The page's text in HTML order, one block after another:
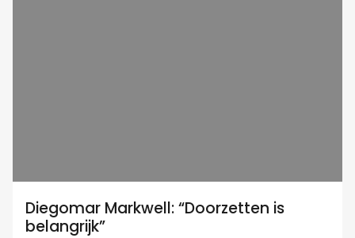
Diegomar Markwell: “Doorzetten is
belangrijk”